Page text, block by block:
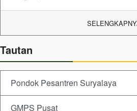
Tautan
Pondok Pesantren Suryalaya
GMPS Pusat